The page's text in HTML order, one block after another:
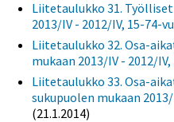
Liitetaulukko 31.
2013/IV - 2012/IV, 15-74-
Liitetaulukko 32. Osa-
mukaan 2013/IV - 2012/
Liitetaulukko 33. Osa-
sukupuolen mukaan
(21.1.2014)